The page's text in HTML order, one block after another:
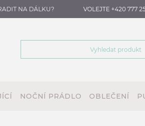
NA DÁLKU? VOLEJTE +420 777
NOČNÍ PRÁDLO OBLEČENÍ